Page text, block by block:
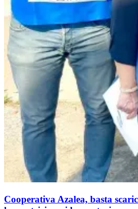
Cooperativa Azalea, basta